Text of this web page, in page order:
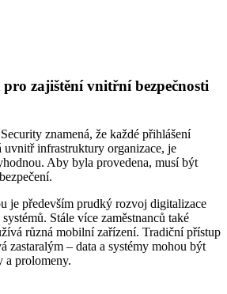
zajištění vnitřní bezpečnosti
znamená, že každé přihlášení
uvnitř infrastruktury organizace, je
Aby byla provedena, musí být
je především prudký rozvoj digitalizace
Stále více zaměstnanců také
různá mobilní zařízení. Tradiční přístup
zastaralým – data a systémy mohou být
a prolomeny.